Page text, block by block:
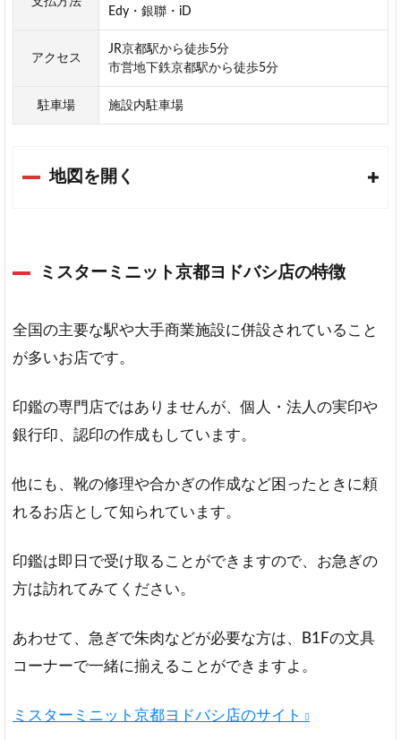
Edy・銀聯・iD
アクセス
JR京都駅から徒歩5分
市営地下鉄京都駅から徒歩5分
駐車場 施設内駐車場
地図を開く
ミスターミニット京都ヨドバシ店の特徴
全国の主要な駅や大手商業施設に併設されていること
が多いお店です。
印鑑の専門店ではありませんが、個人・法人の実印や
銀行印、認印の作成もしています。
他にも、靴の修理や合かぎの作成など困ったときに頼
れるお店として知られています。
印鑑は即日で受け取ることができますので、お急ぎの
方は訪れてみてください。
あわせて、急ぎで朱肉などが必要な方は、B1Fの文具
コーナーで一緒に揃えることができますよ。
ミスターミニット京都ヨドバシ店のサイト